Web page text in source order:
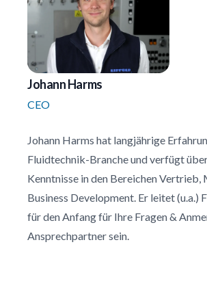
Johann Harms
CEO
Johann Harms hat langjährige
Fluidtechnik-Branche und verfügt
Kenntnisse in den Bereichen
Business Development. Er leitet (u.a.)
für den Anfang für Ihre Fragen &
Ansprechpartner sein.